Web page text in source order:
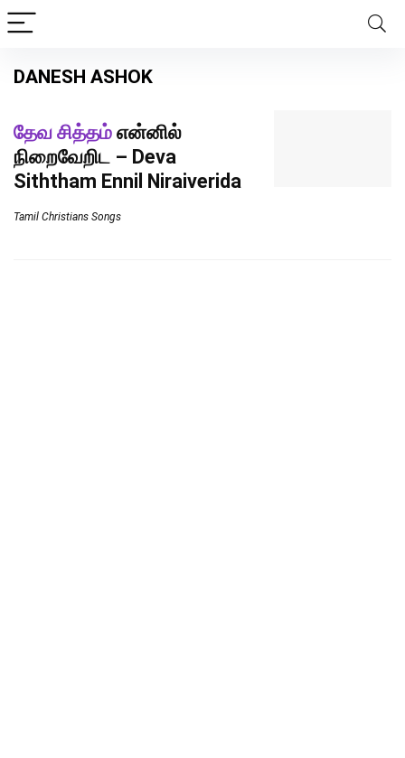
DANESH ASHOK
தேவ சித்தம் என்னில்
நிறைவேறிட – Deva
Siththam Ennil Niraiverida
Tamil Christians Songs